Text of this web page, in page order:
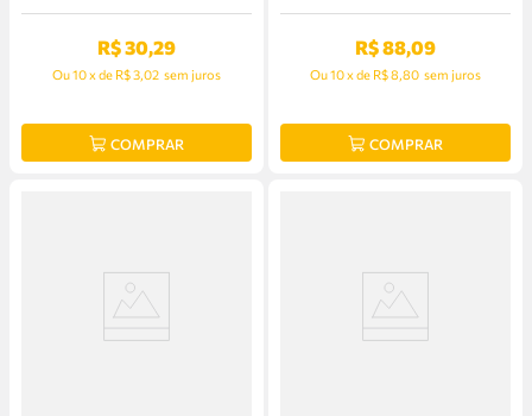
R$30,29
Ou10xde R$ 3,02 sem juros
COMPRAR
R$88,09
Ou10xde R$ 8,80 sem juros
COMPRAR